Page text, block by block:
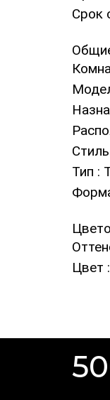
Срок
Стиль
Тип :
Цвет